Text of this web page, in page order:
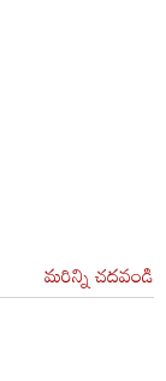
మరిన్ని చదవండి